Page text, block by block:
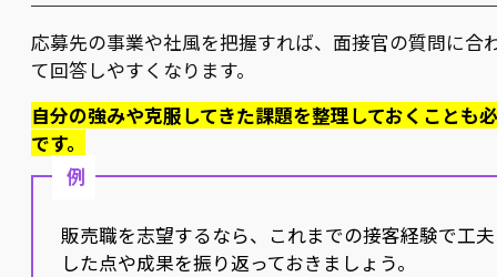
応募先の事業や社風を把握すれば、面接官の質問に合
て回答しやすくなります。
自分の強みや克服してきた課題を整理しておくことも
です。
例
販売職を志望するなら、これまでの接客経験で工夫
した点や成果を振り返っておきましょう。